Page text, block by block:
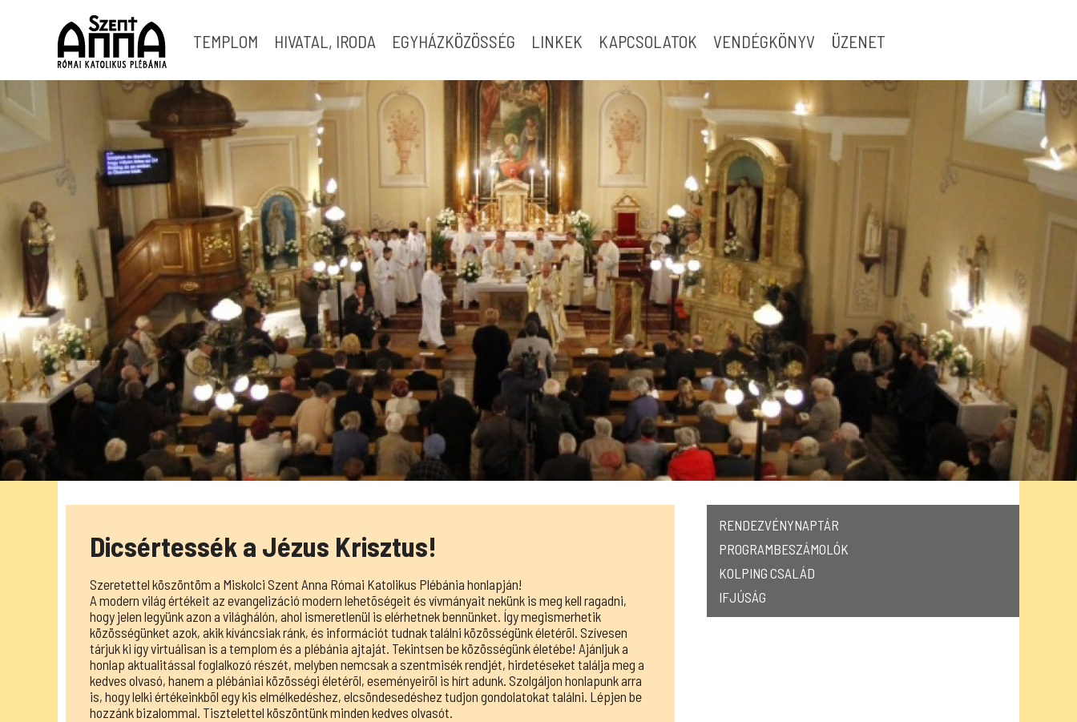
TEMPLOM HIVATAL, IRODA EGYHÁZKÖZÖSSÉG LINKEK KAPCSOLATOK VENDÉGKÖNYV ÜZENET
Dicsértessék a Jézus Krisztus!
Szeretettel köszöntöm a Miskolci Szent Anna Római Katolikus Plébánia honlapján!
A modern világ értékeit az evangelizáció modern lehetõségeit és vívmányait nekünk is meg kell ragadni,
hogy jelen legyünk azon a világhálón, ahol ismeretlenül is elérhetnek bennünket. Így megismerhetik
közösségünket azok, akik kíváncsiak ránk, és információt tudnak találni közösségünk életérõl. Szívesen
tárjuk ki így virtuálisan is a templom és a plébánia ajtaját. Tekintsen be közösségünk életébe! Ajánljuk a
honlap aktualitással foglalkozó részét, melyben nemcsak a szentmisék rendjét, hirdetéseket találja meg a
kedves olvasó, hanem a plébániai közösségi életérõl, eseményeirõl is hírt adunk. Szolgáljon honlapunk arra
is, hogy lelki értékeinkbõl egy kis elmélkedéshez, elcsöndesedéshez tudjon gondolatokat találni. Lépjen be
hozzánk bizalommal. Tisztelettel köszöntünk minden kedves olvasót.
RENDEZVÉNYNAPTÁR
PROGRAMBESZÁMOLÓK
KOLPING CSALÁD
IFJÚSÁG